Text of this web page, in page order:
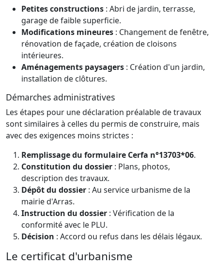
Petites constructions : Abri de jardin, terrasse,
garage de faible superficie.
Modifications mineures : Changement de fenêtre,
rénovation de façade, création de cloisons
intérieures.
Aménagements paysagers : Création d'un jardin,
installation de clôtures.
Démarches administratives
Les étapes pour une déclaration préalable de travaux
sont similaires à celles du permis de construire, mais
avec des exigences moins strictes :
Remplissage du formulaire Cerfa n°13703*06.
Constitution du dossier : Plans, photos,
description des travaux.
Dépôt du dossier : Au service urbanisme de la
mairie d'Arras.
Instruction du dossier : Vérification de la
conformité avec le PLU.
Décision : Accord ou refus dans les délais légaux.
Le certificat d'urbanisme